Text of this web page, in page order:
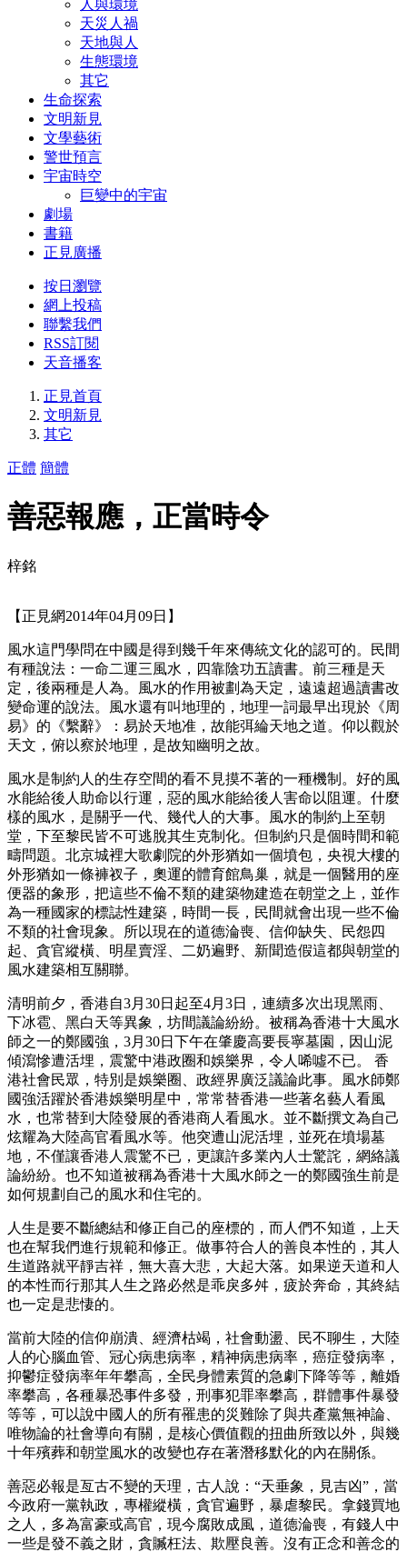
人與環境
天災人禍
天地與人
生態環境
其它
生命探索
文明新見
文學藝術
警世預言
宇宙時空
巨變中的宇宙
劇場
書籍
正見廣播
按日瀏覽
網上投稿
聯繫我們
RSS訂閱
天音播客
正見首頁
文明新見
其它
正體 簡體
善惡報應，正當時令
梓銘
【正見網2014年04月09日】
風水這門學問在中國是得到幾千年來傳統文化的認可的。民間
有種說法：一命二運三風水，四靠陰功五讀書。前三種是天
定，後兩種是人為。風水的作用被劃為天定，遠遠超過讀書改
變命運的說法。風水還有叫地理的，地理一詞最早出現於《周
易》的《繫辭》：易於天地准，故能弭綸天地之道。仰以觀於
天文，俯以察於地理，是故知幽明之故。
風水是制約人的生存空間的看不見摸不著的一種機制。好的風
水能給後人助命以行運，惡的風水能給後人害命以阻運。什麼
樣的風水，是關乎一代、幾代人的大事。風水的制約上至朝
堂，下至黎民皆不可逃脫其生克制化。但制約只是個時間和範
疇問題。北京城裡大歌劇院的外形猶如一個墳包，央視大樓的
外形猶如一條褲衩子，奧運的體育館鳥巢，就是一個醫用的座
便器的象形，把這些不倫不類的建築物建造在朝堂之上，並作
為一種國家的標誌性建築，時間一長，民間就會出現一些不倫
不類的社會現象。所以現在的道德淪喪、信仰缺失、民怨四
起、貪官縱橫、明星賣淫、二奶遍野、新聞造假這都與朝堂的
風水建築相互關聯。
清明前夕，香港自3月30日起至4月3日，連續多次出現黑雨、
下冰雹、黑白天等異象，坊間議論紛紛。被稱為香港十大風水
師之一的鄭國強，3月30日下午在肇慶高要長寧墓園，因山泥
傾瀉慘遭活埋，震驚中港政圈和娛樂界，令人唏噓不已。 香
港社會民眾，特別是娛樂圈、政經界廣泛議論此事。風水師鄭
國強活躍於香港娛樂明星中，常常替香港一些著名藝人看風
水，也常替到大陸發展的香港商人看風水。並不斷撰文為自己
炫耀為大陸高官看風水等。他突遭山泥活埋，並死在墳場墓
地，不僅讓香港人震驚不已，更讓許多業內人士驚詫，網絡議
論紛紛。也不知道被稱為香港十大風水師之一的鄭國強生前是
如何規劃自己的風水和住宅的。
人生是要不斷總結和修正自己的座標的，而人們不知道，上天
也在幫我們進行規範和修正。做事符合人的善良本性的，其人
生道路就平靜吉祥，無大喜大悲，大起大落。如果逆天道和人
的本性而行那其人生之路必然是乖戾多舛，疲於奔命，其終結
也一定是悲悽的。
當前大陸的信仰崩潰、經濟枯竭，社會動盪、民不聊生，大陸
人的心腦血管、冠心病患病率，精神病患病率，癌症發病率，
抑鬱症發病率年年攀高，全民身體素質的急劇下降等等，離婚
率攀高，各種暴恐事件多發，刑事犯罪率攀高，群體事件暴發
等等，可以說中國人的所有罹患的災難除了與共產黨無神論、
唯物論的社會導向有關，是核心價值觀的扭曲所致以外，與幾
十年殯葬和朝堂風水的改變也存在著潛移默化的內在關係。
善惡必報是亙古不變的天理，古人說：“天垂象，見吉凶”，當
今政府一黨執政，專權縱橫，貪官遍野，暴虐黎民。拿錢買地
之人，多為富豪或高官，現今腐敗成風，道德淪喪，有錢人中
一些是發不義之財，貪贓枉法、欺壓良善。沒有正念和善念的